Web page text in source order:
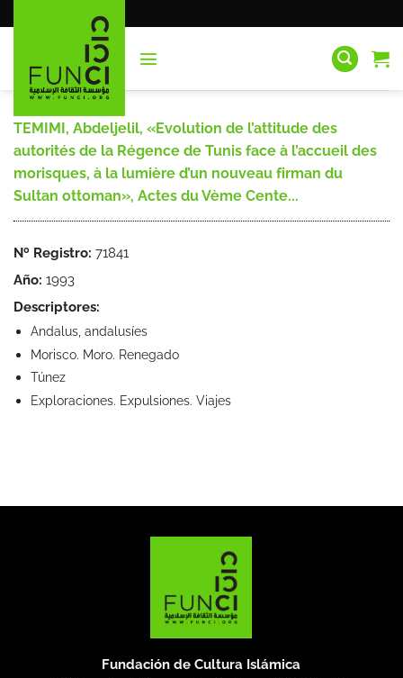
al
TEMIMI, Abdeljelil, «Evolution de l’attitude des
autorités de la Régence de Tunis face à l’accueil des
morisques, à la lumière d’un nouveau firman du
Sultan ottoman», Actes du Vème Cente...
Nº Registro: 71841
Año: 1993
Descriptores:
Andalus, andalusíes
Morisco. Moro. Renegado
Túnez
Exploraciones. Expulsiones. Viajes
Fundación de Cultura Islámica